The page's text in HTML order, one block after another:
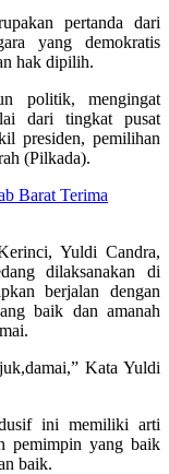
pertanda dari
yang demokratis
hak dipilih.
politik, mengingat
dari tingkat pusat
presiden, pemilihan
(Pilkada).
Barat Terima
Yuldi Candra,
dilaksanakan di
berjalan dengan
baik dan amanah
Kata Yuldi
ini memiliki arti
pemimpin yang baik
baik.